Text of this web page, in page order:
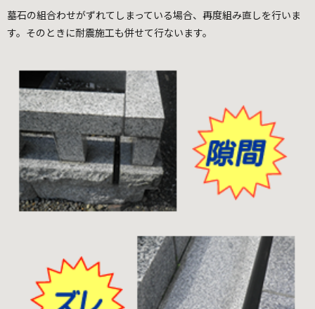
墓石の組合わせがずれてしまっている場合、再度組み直しを行いま
す。そのときに耐震施工も併せて行ないます。